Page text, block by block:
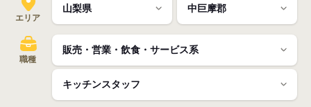
エリア
職種